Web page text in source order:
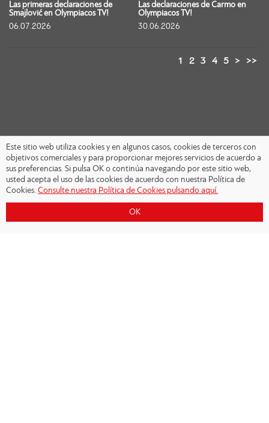
Las primeras declaraciones de
Smajlović en Olympiacos TV!
06.07.2026
Las declaraciones de Carmo en
Olympiacos TV!
30.06.2026
1 2 3 4 5 > >>
Este sitio web utiliza cookies y en algunos casos, cookies de terceros con
objetivos comerciales y para proporcionar mejores servicios de acuerdo a
sus preferencias. Si pulsa OK o continúa navegando por este sitio web,
usted acepta el uso de las cookies de acuerdo con nuestra Política de
Cookies. Consulte nuestra Política de Cookies pulsando aquí.
OK